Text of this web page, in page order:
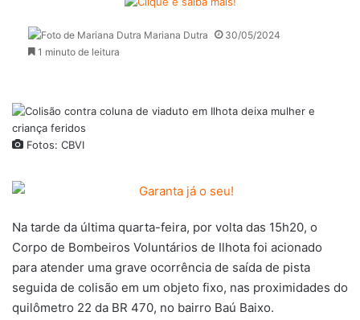
Mariana Dutra
30/05/2024
1 minuto de leitura
Fotos: CBVI
Na tarde da última quarta-feira, por volta das 15h20, o
Corpo de Bombeiros Voluntários de Ilhota foi acionado
para atender uma grave ocorrência de saída de pista
seguida de colisão em um objeto fixo, nas proximidades do
quilômetro 22 da BR 470, no bairro Baú Baixo.